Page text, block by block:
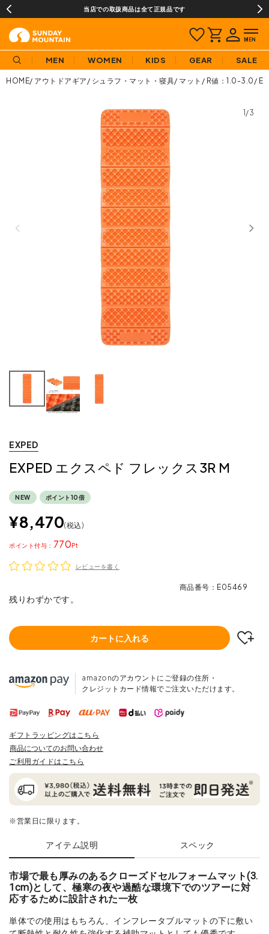
当店での取扱商品は全て正規品です
MEN WOMEN KIDS GEAR SALE
HOME アウトドアギア シュラフ・マット・寝具 マット R値：1.0-3.0
1/3
EXPED
EXPED エクスペド フレックス3R M
NEW ポイント10倍
¥8,470 税込
770
ポイント
レビューを書く
商品番号 E05469
残りわずかです。
カートに入れる
amazonのアカウントにご登録の住所・
クレジットカード情報でご注文いただけます。
ギフトラッピングはこちら
商品についてのお問い合わせ
ご利用ガイドはこちら
※営業日に限ります。
アイテム説明 スペック
市場で最も厚みのあるクローズドセルフォームマット(3.
1cm)として、極寒の夜や過酷な環境下でのツアーに対
応するために設計された一枚
単体での使用はもちろん、インフレータブルマットの下に敷い